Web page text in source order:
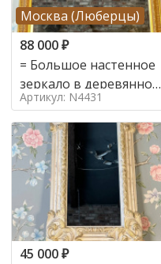
Москва (Люберцы)
88 000₽
= Большое настенное
зеркало в деревянной
раме в стиле
Артикул: N4431
45 000₽